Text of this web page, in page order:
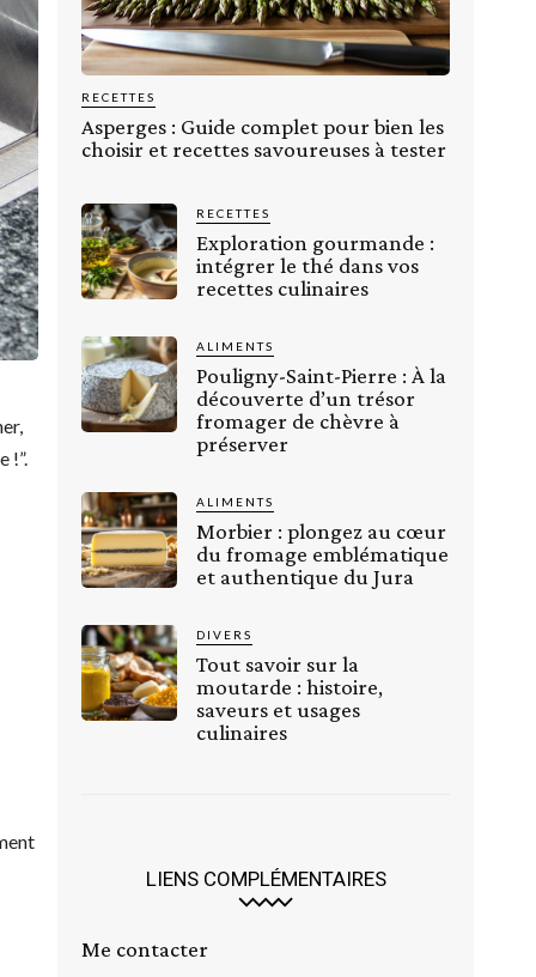
!”.
RECETTES
Asperges : Guide complet pour bien les
choisir et recettes savoureuses à tester
RECETTES
Exploration gourmande :
intégrer le thé dans vos
recettes culinaires
ALIMENTS
Pouligny-Saint-Pierre : À la
découverte d’un trésor
fromager de chèvre à
préserver
ALIMENTS
Morbier : plongez au cœur
du fromage emblématique
et authentique du Jura
DIVERS
Tout savoir sur la
moutarde : histoire,
saveurs et usages
culinaires
LIENS COMPLÉMENTAIRES
Me contacter